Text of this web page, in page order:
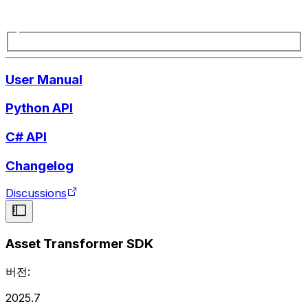
User Manual
Python API
C# API
Changelog
Discussions
Asset Transformer SDK
버전:
2025.7